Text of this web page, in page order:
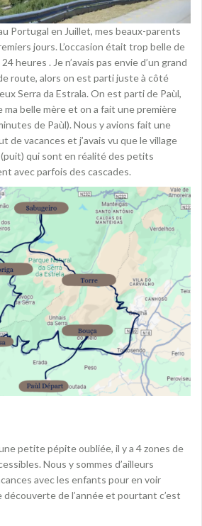
Portugal en Juillet, mes beaux-parents
jours. L’occasion était trop belle de
heures . Je n’avais pas envie d’un grand
route, alors on est parti juste à côté
Serra da Estrala. On est parti de Paùl,
ma belle mère et on a fait une première
de Paùl). Nous y avions fait une
de vacances et j’avais vu que le village
qui sont en réalité des petits
avec parfois des cascades.
petite pépite oubliée, il y a 4 zones de
Nous y sommes d’ailleurs
avec les enfants pour en voir
découverte de l’année et pourtant c’est